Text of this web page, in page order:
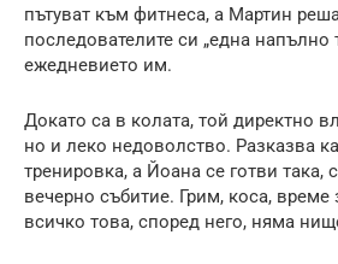
пътуват към фитнеса, а Мартин
последователите си „една напълно
ежедневието им.
Докато са в колата, той директно
но и леко недоволство. Разказва
тренировка, а Йоана се готви така,
вечерно събитие. Грим, коса, време
всичко това, според него, няма